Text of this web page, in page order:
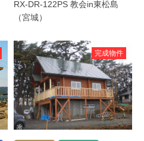
RX-DR-122PS 教会in東松島
（宮城）
完成物件